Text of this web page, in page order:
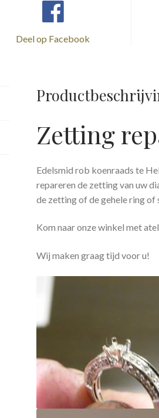
Deel op Facebook
Zetting
Edelsmid rob koenraads te
repareren de zetting van uw
de zetting of de gehele ring of
Kom naar onze winkel met
Wij maken graag tijd voor u!